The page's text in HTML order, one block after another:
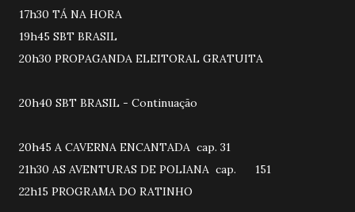
17h30 TÁ NA HORA
19h45 SBT BRASIL
20h30 PROPAGANDA ELEITORAL GRATUITA
20h40 SBT BRASIL - Continuação
20h45 A CAVERNA ENCANTADA cap. 31
21h30 AS AVENTURAS DE POLIANA cap. 151
22h15 PROGRAMA DO RATINHO